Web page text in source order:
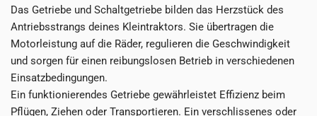
Das Getriebe und Schaltgetriebe bilden das Herzstück des
Antriebsstrangs deines Kleintraktors. Sie übertragen die
Motorleistung auf die Räder, regulieren die Geschwindigkeit
und sorgen für einen reibungslosen Betrieb in verschiedenen
Einsatzbedingungen.
Ein funktionierendes Getriebe gewährleistet Effizienz beim
Pflügen, Ziehen oder Transportieren. Ein verschlissenes oder